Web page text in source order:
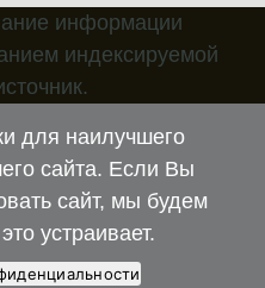
информации
индексируемой
для наилучшего
сайта. Если Вы
сайт, мы будем
устраивает.